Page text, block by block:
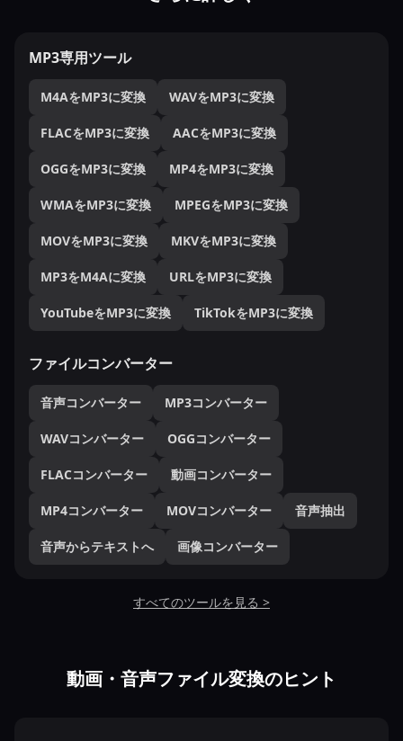
MP3専用ツール
M4AをMP3に変換 WAVをMP3に変換
FLACをMP3に変換 AACをMP3に変換
OGGをMP3に変換 MP4をMP3に変換
WMAをMP3に変換 MPEGをMP3に変換
MOVをMP3に変換 MKVをMP3に変換
MP3をM4Aに変換 URLをMP3に変換
YouTubeをMP3に変換 TikTokをMP3に変換
ファイルコンバーター
音声コンバーター MP3コンバーター
WAVコンバーター OGGコンバーター
FLACコンバーター 動画コンバーター
MP4コンバーター MOVコンバーター 音声抽出
音声からテキストへ 画像コンバーター
すべてのツールを見る >
動画・音声ファイル変換のヒント